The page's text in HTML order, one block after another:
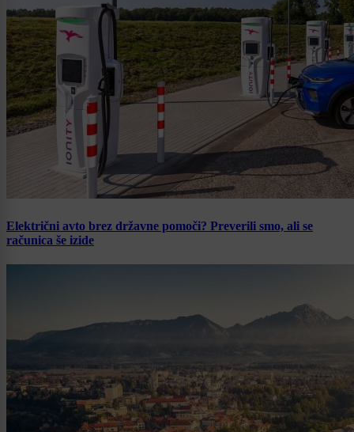
Električni avto brez državne pomoči? Preverili smo, ali se
računica še izide